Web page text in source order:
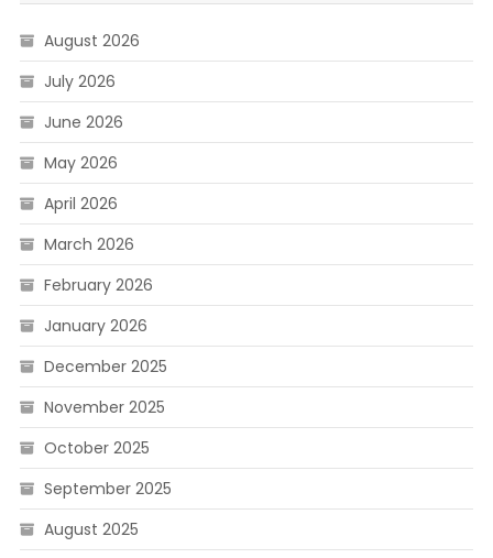
August 2026
July 2026
June 2026
May 2026
April 2026
March 2026
February 2026
January 2026
December 2025
November 2025
October 2025
September 2025
August 2025